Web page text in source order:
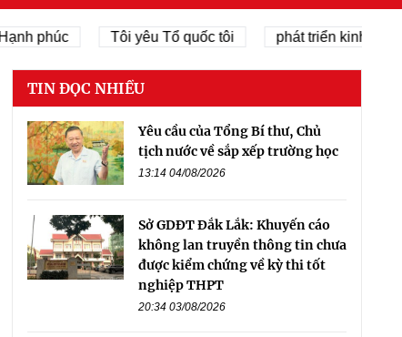
Tôi yêu Tổ quốc tôi phát triển kinh tế tư nhân
TIN ĐỌC NHIỀU
Yêu cầu của Tổng Bí thư, Chủ
tịch nước về sắp xếp trường học
13:14 04/08/2026
Sở GDĐT Đắk Lắk: Khuyến cáo
không lan truyền thông tin chưa
được kiểm chứng về kỳ thi tốt
nghiệp THPT
20:34 03/08/2026